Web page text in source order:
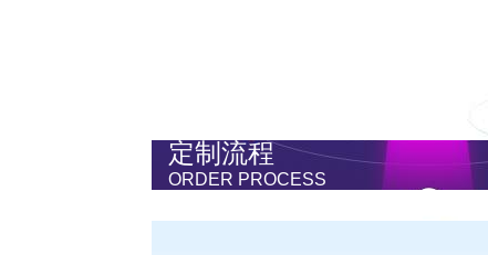
定制流程
ORDER PROCESS